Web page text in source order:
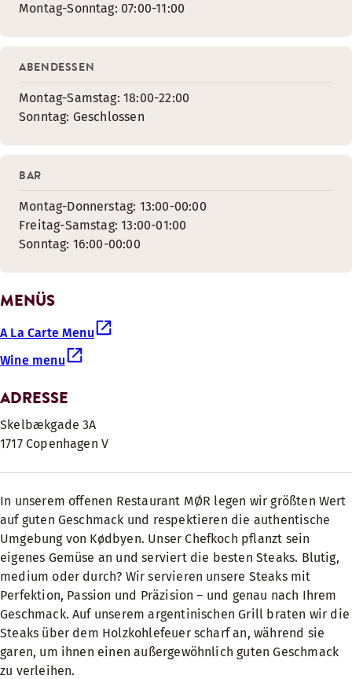
Montag-Sonntag: 07:00-11:00
ABENDESSEN
Montag-Samstag: 18:00-22:00
Sonntag: Geschlossen
BAR
Montag-Donnerstag: 13:00-00:00
Freitag-Samstag: 13:00-01:00
Sonntag: 16:00-00:00
MENÜS
A La Carte Menu
Wine menu
ADRESSE
Skelbækgade 3A
1717 Copenhagen V
In unserem offenen Restaurant MØR legen wir größten Wert
auf guten Geschmack und respektieren die authentische
Umgebung von Kødbyen. Unser Chefkoch pflanzt sein
eigenes Gemüse an und serviert die besten Steaks. Blutig,
medium oder durch? Wir servieren unsere Steaks mit
Perfektion, Passion und Präzision – und genau nach Ihrem
Geschmack. Auf unserem argentinischen Grill braten wir die
Steaks über dem Holzkohlefeuer scharf an, während sie
garen, um ihnen einen außergewöhnlich guten Geschmack
zu verleihen.